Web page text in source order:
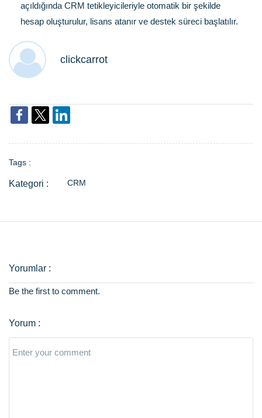
açıldığında CRM tetikleyicileriyle otomatik bir şekilde
hesap oluşturulur, lisans atanır ve destek süreci başlatılır.
clickcarrot
Tags :
CRM
Be the first to comment.